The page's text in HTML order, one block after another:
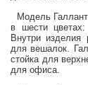
Модель
в шести
Внутри изделия
для вешалок.
стойка для
для офиса.